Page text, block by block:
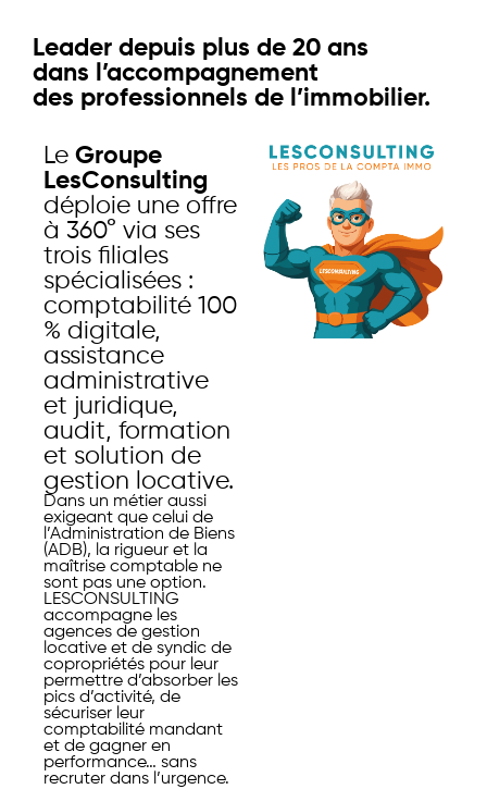
Leader depuis plus de 20 ans
dans l’accompagnement
des professionnels de l’immobilier.
Le Groupe
LesConsulting
déploie une offre
à 360° via ses
trois filiales
spécialisées :
comptabilité 100
% digitale,
assistance
administrative
et juridique,
audit, formation
et solution de
gestion locative.
Dans un métier aussi
exigeant que celui de
l’Administration de Biens
(ADB), la rigueur et la
maîtrise comptable ne
sont pas une option.
LESCONSULTING
accompagne les
agences de gestion
locative et de syndic de
copropriétés pour leur
permettre d’absorber les
pics d’activité, de
sécuriser leur
comptabilité mandant
et de gagner en
performance… sans
recruter dans l’urgence.